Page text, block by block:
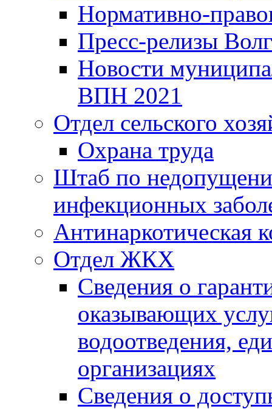
Нормативно-
Пресс-релизы
Новости
ВПН 2021
Отдел сельского
Охрана труда
Штаб по
инфекционных
Антинаркотическая
Отдел ЖКХ
Сведения о
оказывающих
водоотведения,
организациях
Сведения о